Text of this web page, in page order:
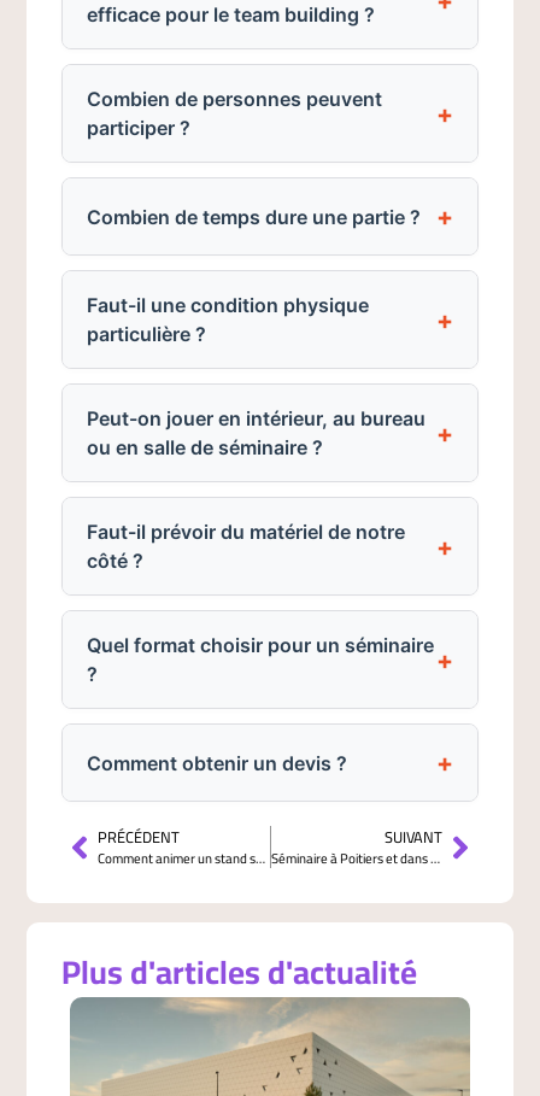
efficace pour le team building ?
Combien de personnes peuvent
participer ?
Combien de temps dure une partie ?
Faut-il une condition physique
particulière ?
Peut-on jouer en intérieur, au bureau
ou en salle de séminaire ?
Faut-il prévoir du matériel de notre
côté ?
Quel format choisir pour un séminaire
?
Comment obtenir un devis ?
PRÉCÉDENT
Comment animer un stand sur un salon professionnel : les formats qui attirent et engagent vraiment les visiteurs
SUIVANT
Séminaire à Poitiers et dans la Vienne (86) : lieux emblématiques, atouts du territoire et budget
Plus d'articles d'actualité